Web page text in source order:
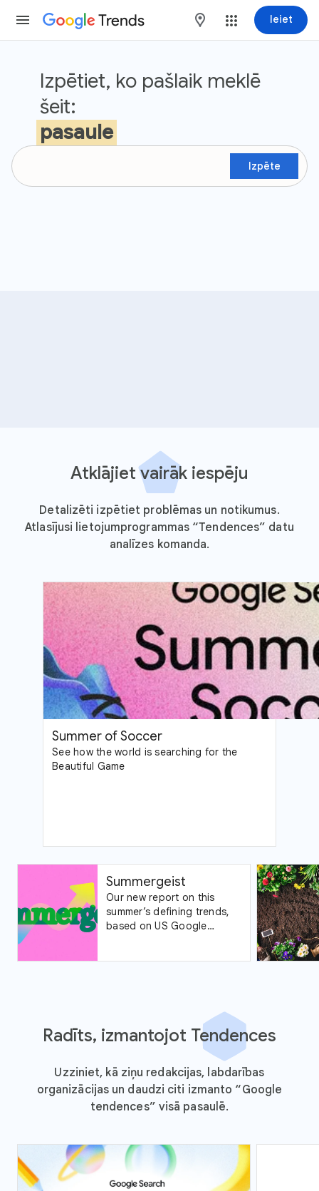
Trends maps Ieiet
Izpētiet, ko pašlaik meklē
šeit:
pasaule
Izpēte
Atklājiet vairāk iespēju
Detalizēti izpētiet problēmas un notikumus.
Atlasījusi lietojumprogrammas “Tendences” datu
analīzes komanda.
Summer of Soccer
See how the world is searching for the
Beautiful Game
Summergeist
Our new report on this
summer’s defining trends,
based on US Google
Radīts, izmantojot Tendences
Uzziniet, kā ziņu redakcijas, labdarības
organizācijas un daudzi citi izmanto “Google
tendences” visā pasaulē.